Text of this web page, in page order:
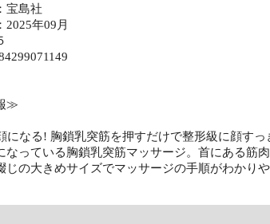
宝島社
2025年09月
≫
になる! 胸鎖乳突筋を押すだけで整形級に顔す
なっている胸鎖乳突筋マッサージ。首にある筋
じの大きめサイズでマッサージの手順がわかり